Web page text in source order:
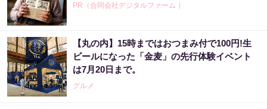
PR（合同会社デジタルファーム ）
【丸の内】15時まではおつまみ付で100円!生
ビールになった「金麦」の先行体験イベント
は7月20日まで。
グルメ